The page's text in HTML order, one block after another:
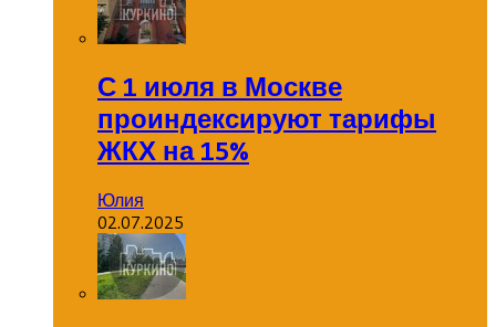
С 1 июля в Москве
проиндексируют тарифы
ЖКХ на 15%
Юлия
02.07.2025